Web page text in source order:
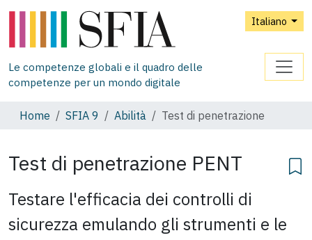
Italiano
Le competenze globali e il quadro delle
competenze per un mondo digitale
Home SFIA 9 Abilità Test di penetrazione
Test di penetrazione PENT
Testare l'efficacia dei controlli di
sicurezza emulando gli strumenti e le